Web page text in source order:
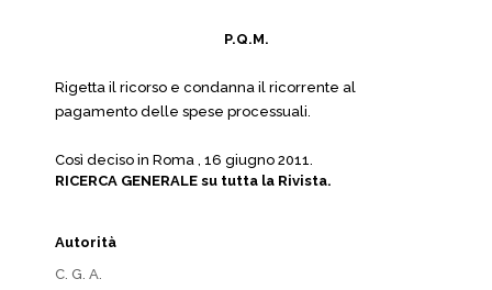
P.Q.M.
Rigetta il ricorso e condanna il ricorrente al
pagamento delle spese processuali.
Così deciso in Roma , 16 giugno 2011.
RICERCA GENERALE su tutta la Rivista.
Autorità
C. G. A.